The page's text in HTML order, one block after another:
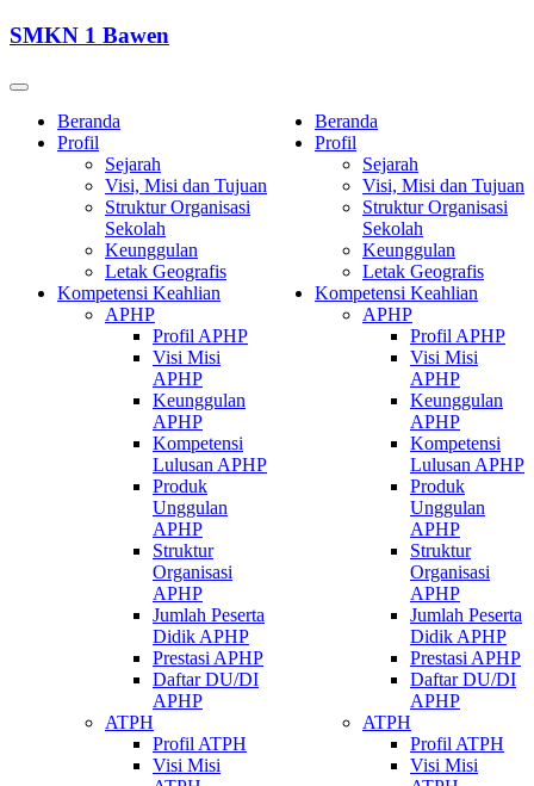
SMKN 1 Bawen
Beranda
Profil
Sejarah
Visi, Misi dan Tujuan
Struktur Organisasi
Sekolah
Keunggulan
Letak Geografis
Kompetensi Keahlian
APHP
Profil APHP
Visi Misi
APHP
Keunggulan
APHP
Kompetensi
Lulusan APHP
Produk
Unggulan
APHP
Struktur
Organisasi
APHP
Jumlah Peserta
Didik APHP
Prestasi APHP
Daftar DU/DI
APHP
ATPH
Profil ATPH
Visi Misi
Beranda
Profil
Sejarah
Visi, Misi dan Tujuan
Struktur Organisasi
Sekolah
Keunggulan
Letak Geografis
Kompetensi Keahlian
APHP
Profil APHP
Visi Misi
APHP
Keunggulan
APHP
Kompetensi
Lulusan APHP
Produk
Unggulan
APHP
Struktur
Organisasi
APHP
Jumlah Peserta
Didik APHP
Prestasi APHP
Daftar DU/DI
APHP
ATPH
Profil ATPH
Visi Misi